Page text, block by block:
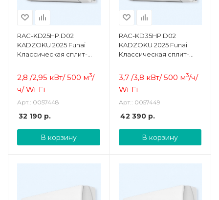
RAC-KD25HP.D02
KADZOKU 2025 Funai
Классическая сплит-
2,8 /2,95 кВт/ 500 м3/
ч/ Wi-Fi
Арт.: 0057448
32 190 р.
В корзину
RAC-KD35HP.D02
KADZOKU 2025 Funai
Классическая сплит-
3,7 /3,8 кВт/ 500 м3/ч/
Wi-Fi
Арт.: 0057449
42 390р.
В корзину